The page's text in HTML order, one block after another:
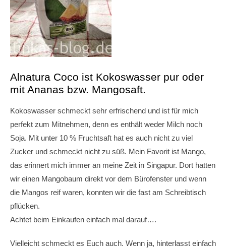
Alnatura Coco ist Kokoswasser pur oder
mit Ananas bzw. Mangosaft.
Kokoswasser schmeckt sehr erfrischend und ist für mich
perfekt zum Mitnehmen, denn es enthält weder Milch noch
Soja. Mit unter 10 % Fruchtsaft hat es auch nicht zu viel
Zucker und schmeckt nicht zu süß. Mein Favorit ist Mango,
das erinnert mich immer an meine Zeit in Singapur. Dort hatten
wir einen Mangobaum direkt vor dem Bürofenster und wenn
die Mangos reif waren, konnten wir die fast am Schreibtisch
pflücken.
Achtet beim Einkaufen einfach mal darauf….
Vielleicht schmeckt es Euch auch. Wenn ja, hinterlasst einfach